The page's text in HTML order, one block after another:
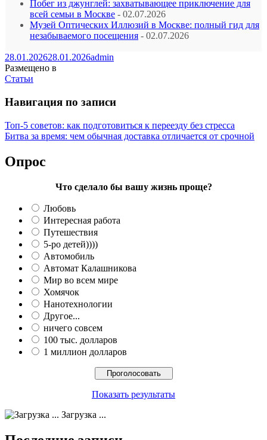
Побег из джунглей: захватывающее приключение для
всей семьи в Москве - 02.07.2026
Музей Оптических Иллюзий в Москве: полный гид для
незабываемого посещения - 02.07.2026
28.01.202628.01.2026admin
Размещено в
Статьи
Навигация по записи
Топ-5 советов: как подготовиться к переезду без стресса
Битва за время: чем обычная доставка отличается от срочной
Опрос
Что сделало бы вашу жизнь проще?
Любовь
Интересная работа
Путешествия
5-ро детей))))
Автомобиль
Автомат Калашникова
Мир во всем мире
Хомячок
Нанотехнологии
Другое...
ничего совсем
100 тыс. долларов
1 миллион долларов
Показать результаты
Загрузка ...